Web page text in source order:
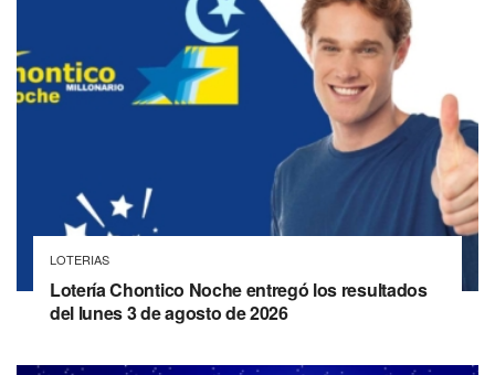
LOTERIAS
Lotería Chontico Noche entregó los resultados
del lunes 3 de agosto de 2026